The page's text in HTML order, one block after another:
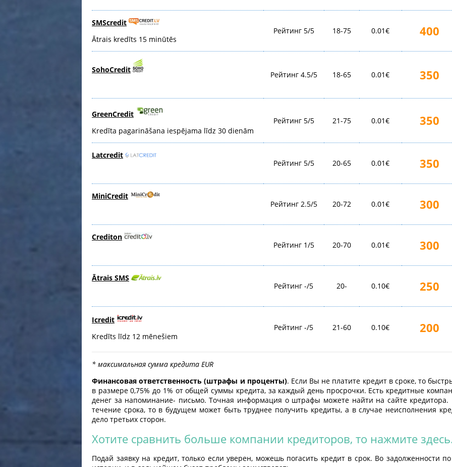
SMScredit
Ātrais kredīts 15 minūtēs
Рейтинг 5/5 18-75 0.01€ 400
SohoCredit
Рейтинг 4.5/5 18-65 0.01€ 350
GreenCredit
Kredīta pagarināšana iespējama līdz 30 dienām
Рейтинг 5/5 21-75 0.01€ 350
Latcredit
Рейтинг 5/5
20-65 0.01€ 350
MiniCredit
Рейтинг 2.5/5
20-72 0.01€ 300
Crediton
Рейтинг 1/5
20-70 0.01€ 300
Ātrais SMS
Рейтинг -/5
20- 0.10€ 250
Icredit
Kredīts līdz 12 mēnešiem
Рейтинг -/5 21-60 0.10€ 200
* максимальная сумма кредита EUR
Финансовая ответственность (штрафы и проценты). Если Вы не платите кредит в сроке, то
в размере 0,75% до 1% от общей суммы кредита, за каждый день просрочки. Есть кредитные
денег за напоминание- письмо. Точная информация о штрафы можете найти на сайте
течение срока, то в будущем может быть труднее получить кредиты, а в случае неисполнения
дело третьих сторон.
Хотите сравнить больше компании кредиторов, то нажмите здесь
Подай заявку на кредит, только если уверен, можешь погасить кредит в срок. Во задолженности